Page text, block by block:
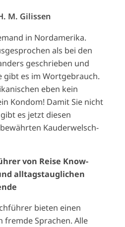
M. Gilissen
in Nordamerika.
als bei den
geschrieben und
gibt es im Wortgebrauch.
eben kein
Kondom! Damit Sie nicht
es jetzt diesen
Kauderwelsch-
von Reise Know-
alltagstauglichen
bieten einen
fremde Sprachen. Alle